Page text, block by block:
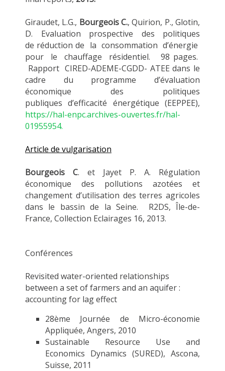
Giraudet, L.G., Bourgeois C., Quirion, P., Glotin,
D. Evaluation prospective des politiques
de réduction de la consommation d’énergie
pour le chauffage résidentiel. 98 pages.
Rapport CIRED-ADEME-CGDD- ATEE dans le
cadre du programme d’évaluation
économique des politiques
publiques d’efficacité énergétique (EEPPEE),
https://hal-enpc.archives-ouvertes.fr/hal-
01955954.
Article de vulgarisation
Bourgeois C. et Jayet P. A. Régulation
économique des pollutions azotées et
changement d’utilisation des terres agricoles
dans le bassin de la Seine. R2DS, Île-de-
France, Collection Eclairages 16, 2013.
Conférences
Revisited water-oriented relationships
between a set of farmers and an aquifer :
accounting for lag effect
28ème Journée de Micro-économie
Appliquée, Angers, 2010
Sustainable Resource Use and
Economics Dynamics (SURED), Ascona,
Suisse, 2011